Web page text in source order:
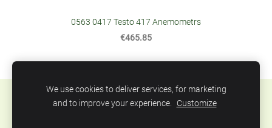
0563 0417 Testo 417 Anemometrs
€465.85
Sīkdatnes
We use cookies to deliver services, for marketing
and to improve your experience. Customize